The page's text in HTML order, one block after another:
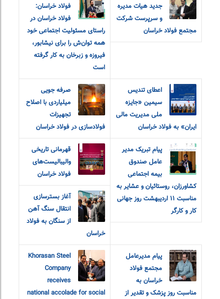
جدید هیات مدیره
و سرپرست شرکت
مجتمع فولاد خراسان
فولاد خراسان:
فولاد خراسان در
راستای مسئولیت اجتماعی خود
همه توان‌ش را برای نیشابور،
فیروزه و زبرخان به کار گرفته
است
اعطای تندیس
سیمین «جایزه
ملی مدیریت مالی
ایران» به فولاد خراسان
صرفه جویی
میلیاردی با اصلاح
تجهیزات
فولادسازی در فولاد خراسان
پیام تبریک مدیر
عامل صندوق
بیمه اجتماعی
کشاورزان، روستائیان و عشایر به
مناسبت ۱۱ اردیبهشت روز جهانی
کار و کارگر
قهرمانی تاریخی
والیبالیست‌های
فولاد خراسان
آغاز بسترسازی
انتقال سنگ آهن
از سنگان به فولاد
خراسان
پیام مدیرعامل
مجتمع فولاد
خراسان به
مناسبت روز پزشک و تقدیر از
Khorasan Steel
Company
receives
national accolade for social